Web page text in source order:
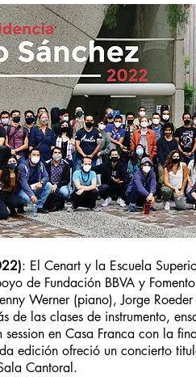
: El Cenart y la Escuela
de Fundación BBVA y
Werner (piano), Jorge
de las clases de instrumento,
en Casa Franca con la
edición ofreció un concierto
Cantoral.